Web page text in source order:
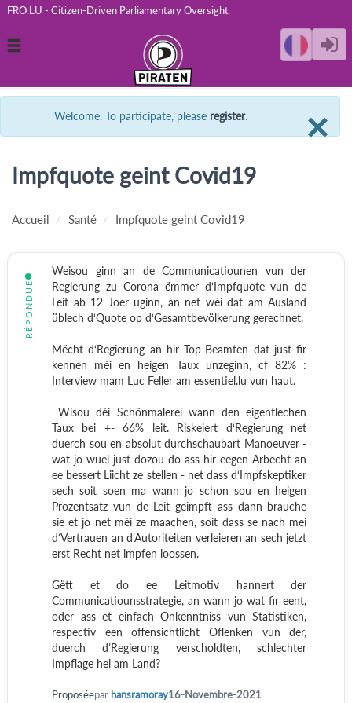
FRO.LU - Citizen-Driven Parliamentary Oversight
Toggle
×
Welcome. To participate, please register.
Impfquote geint Covid19
Accueil Santé Impfquote geint Covid19
RÉPONDUE
Weisou ginn an de Communicatiounen vun der
Regierung zu Corona ëmmer d‘Impfquote vun de
Leit ab 12 Joer uginn, an net wéi dat am Ausland
üblech d‘Quote op d‘Gesamtbevölkerung gerechnet.
Mëcht d‘Regierung an hir Top-Beamten dat just fir
kennen méi en heigen Taux unzeginn, cf 82% :
Interview mam Luc Feller am essentiel.lu vun haut.
Wisou déi Schönmalerei wann den eigentlechen
Taux bei +- 66% leit. Riskeiert d‘Regierung net
duerch sou en absolut durchschaubart Manoeuver -
wat jo wuel just dozou do ass hir eegen Arbecht an
ee bessert Liicht ze stellen - net dass d‘Impfskeptiker
sech soit soen ma wann jo schon sou en heigen
Prozentsatz vun de Leit geimpft ass dann brauche
sie et jo net méi ze maachen, soit dass se nach mei
d‘Vertrauen an d‘Autoriteiten verleieren an sech jetzt
erst Recht net impfen loossen.
Gëtt et do ee Leitmotiv hannert der
Communicatiounsstrategie, an wann jo wat fir eent,
oder ass et einfach Onkenntniss vun Statistiken,
respectiv een offensichtlicht Oflenken vun der,
duerch d’Regierung verscholdten, schlechter
Impflage hei am Land?
Proposéepar hansramoray16-Novembre-2021